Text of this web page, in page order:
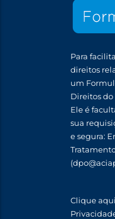
Para
direitos
um
Direitos do
Ele é
sua
e segura:
Clique aqui